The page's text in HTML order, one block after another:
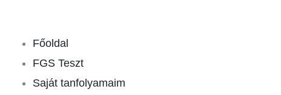
Főoldal
FGS Teszt
Saját tanfolyamaim